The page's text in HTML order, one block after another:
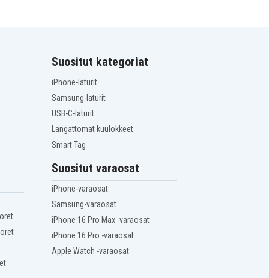
Suositut kategoriat
iPhone-laturit
Samsung-laturit
USB-C-laturit
Langattomat kuulokkeet
Smart Tag
Suositut varaosat
iPhone-varaosat
Samsung-varaosat
iPhone 16 Pro Max -varaosat
iPhone 16 Pro -varaosat
Apple Watch -varaosat